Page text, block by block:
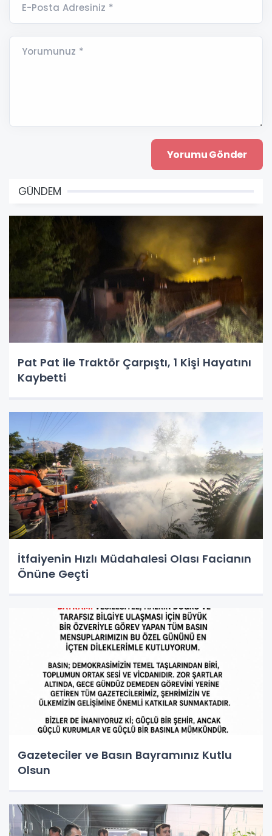
E-Posta Adresiniz *
Yorumunuz *
GÜNDEM
Pat Pat ile Traktör Çarpıştı, 1 Kişi Hayatını
Kaybetti
İtfaiyenin Hızlı Müdahalesi Olası Facianın
Önüne Geçti
Gazeteciler ve Basın Bayramınız Kutlu
Olsun